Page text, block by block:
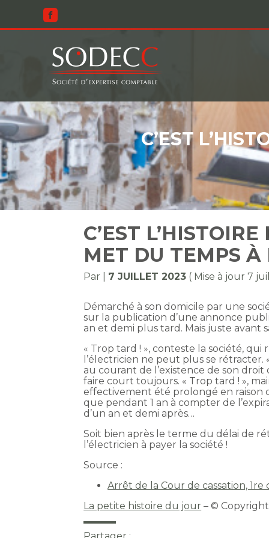
au
contenu
C’EST
C’EST
MET DU TEMPS À
Par 7 JUILLET 2023 ( Mise à jour 7
Démarché à son domicile par une
sur la publication d’une annonce
an et demi plus tard. Mais juste avant
« Trop tard ! », conteste la société,
l’électricien ne peut plus se rétracter.
au courant de l’existence de son
faire court toujours. « Trop tard ! »,
effectivement été prolongé en raison
que pendant 1 an à compter de
d’un an et demi après…
Soit bien après le terme du délai de
l’électricien à payer la société !
Source :
Arrêt de la Cour de cassation, 1re
La petite histoire du jour – ©